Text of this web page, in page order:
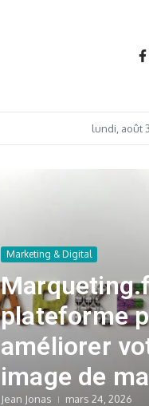
lundi, août
Marketing & Digital
plateforme
améliorer
image de
Jean Jonas mars 24, 2026